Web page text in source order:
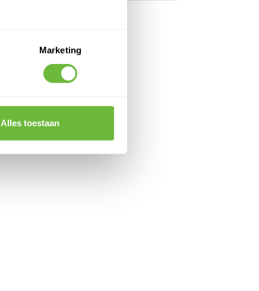
Marketing
Alles toestaan
Hete-lucht-lasser vereist